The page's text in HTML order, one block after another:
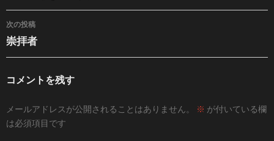
次の投稿
崇拝者
コメントを残す
メールアドレスが公開されることはありません。 ※ が付いている欄
は必須項目です